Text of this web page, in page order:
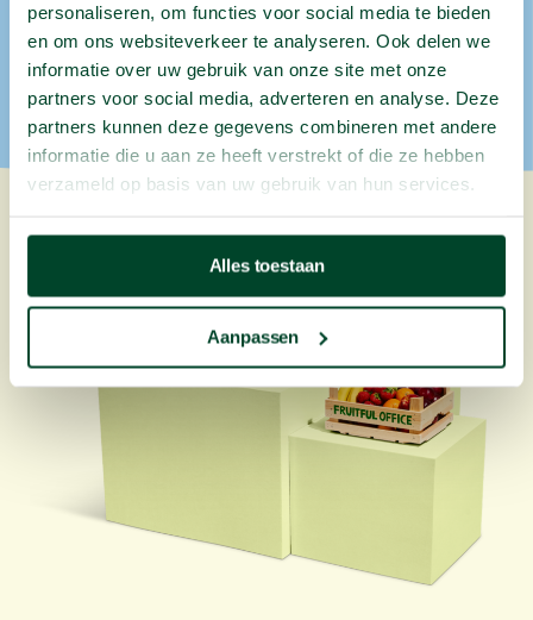
personaliseren, om functies voor social media te bieden
en om ons websiteverkeer te analyseren. Ook delen we
informatie over uw gebruik van onze site met onze
partners voor social media, adverteren en analyse. Deze
partners kunnen deze gegevens combineren met andere
informatie die u aan ze heeft verstrekt of die ze hebben
verzameld op basis van uw gebruik van hun services.
Alles toestaan
Aanpassen